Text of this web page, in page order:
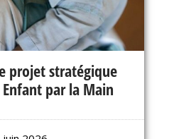
projet stratégique
Enfant par la Main